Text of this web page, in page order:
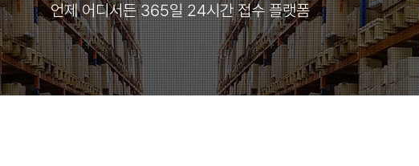
언제 어디서든 365일 24시간 접수 플랫폼